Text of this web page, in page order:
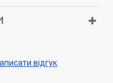
В каждом задании
відгук